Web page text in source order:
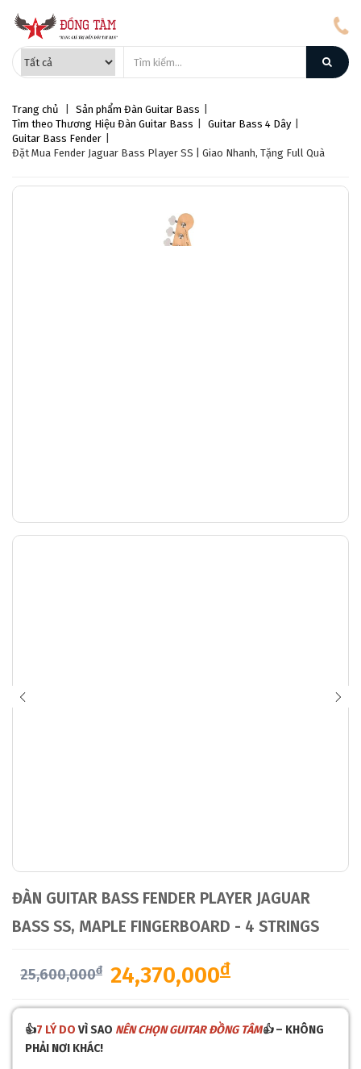
Trang chủ Sản phẩm Đàn Guitar Bass
Tìm theo Thương Hiệu Đàn Guitar Bass
Guitar Bass 4 Dây
Guitar Bass Fender
Đặt Mua Fender Jaguar Bass Player SS | Giao Nhanh, Tặng Full Quà
ĐÀN GUITAR BASS FENDER PLAYER JAGUAR
BASS SS, MAPLE FINGERBOARD - 4 STRINGS
25,600,000đ 24,370,000đ
👍7 LÝ DO VÌ SAO NÊN CHỌN GUITAR ĐỒNG TÂM👍– KHÔNG
PHẢI NƠI KHÁC!